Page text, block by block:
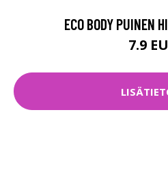
ECO BODY PUINEN
7.9